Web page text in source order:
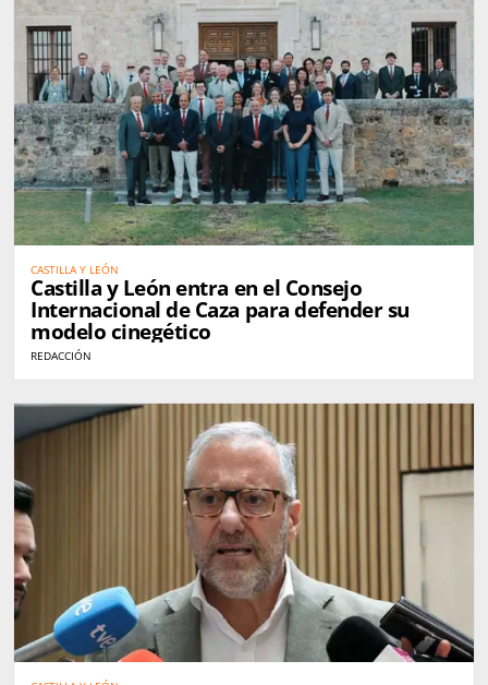
CASTILLA Y LEÓN
Castilla y León entra en el Consejo
Internacional de Caza para defender su
modelo cinegético
REDACCIÓN